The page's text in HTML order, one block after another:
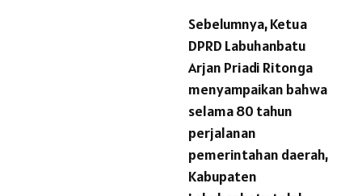
Sebelumnya, Ketua
DPRD Labuhanbatu
Arjan Priadi Ritonga
menyampaikan bahwa
selama 80 tahun
perjalanan
pemerintahan daerah,
Kabupaten